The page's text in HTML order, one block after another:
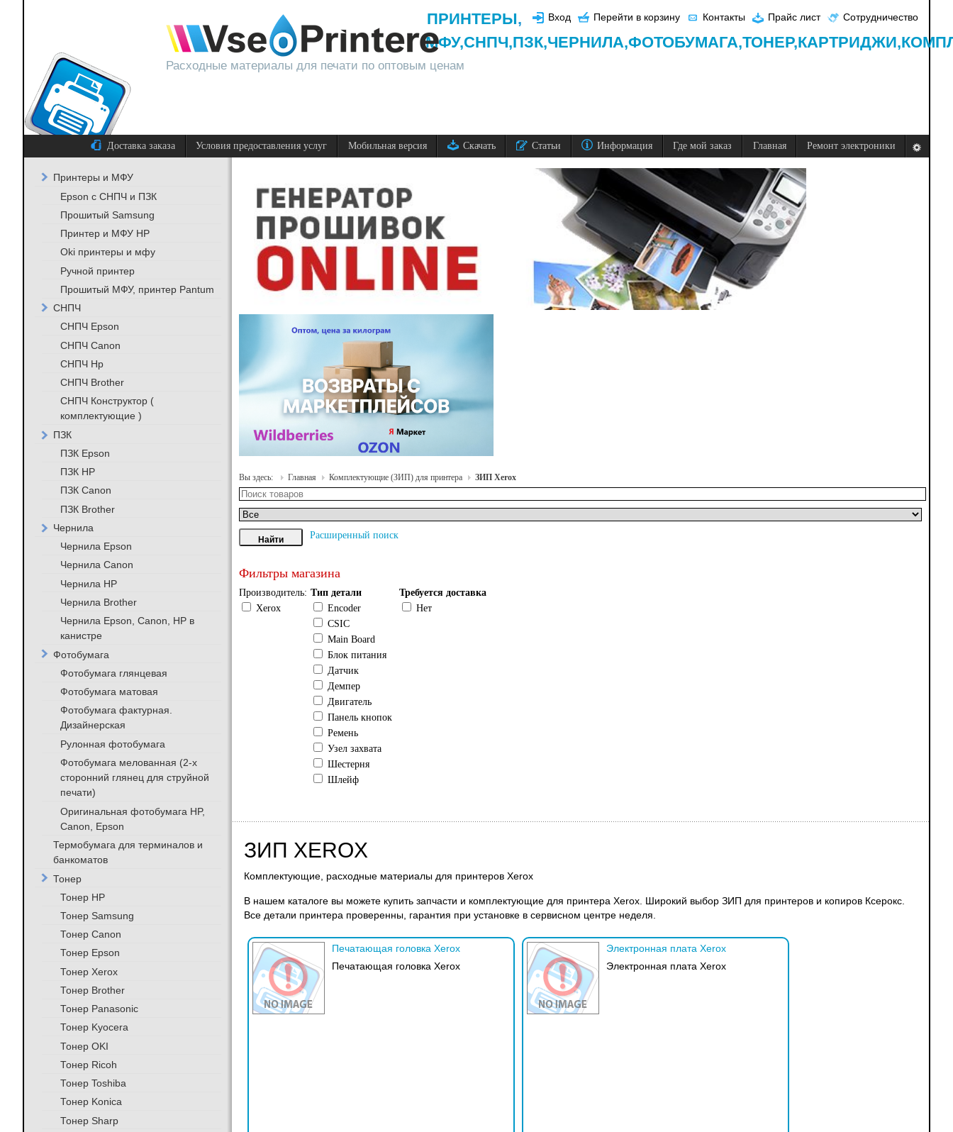
Расходные материалы для печати по оптовым ценам
Вход Перейти в корзину Контакты Прайс лист Сотрудничество
ПРИНТЕРЫ,
МФУ,СНПЧ,ПЗК,ЧЕРНИЛА,ФОТОБУМАГА,ТОНЕР,КАРТРИДЖИ,
Доставка заказа Условия предоставления услуг Мобильная версия Скачать Статьи Информация Где мой заказ Главная Ремонт электроники
Вы здесь: Главная Комплектующие (ЗИП) для принтера ЗИП Xerox
Расширенный поиск
Фильтры магазина
Производитель:
Xerox
Тип детали
Encoder
CSIC
Main Board
Блок питания
Датчик
Демпер
Двигатель
Панель кнопок
Ремень
Узел захвата
Шестерня
Шлейф
Требуется доставка
Нет
ЗИП XEROX
Комплектующие, расходные материалы для принтеров Xerox
В нашем каталоге вы можете купить запчасти и комплектующие для принтера Xerox. Широкий выбор ЗИП для принтеров и копиров Ксерокс.
Все детали принтера проверенны, гарантия при установке в сервисном центре неделя.
Печатающая головка Xerox
Печатающая головка Xerox
Электронная плата Xerox
Электронная плата Xerox
Принтеры и МФУ
Epson с СНПЧ и ПЗК
Прошитый Samsung
Принтер и МФУ HP
Oki принтеры и мфу
Ручной принтер
Прошитый МФУ, принтер Pantum
СНПЧ
СНПЧ Epson
СНПЧ Canon
СНПЧ Hp
СНПЧ Brother
СНПЧ Конструктор (
комплектующие )
ПЗК
ПЗК Epson
ПЗК HP
ПЗК Canon
ПЗК Brother
Чернила
Чернила Epson
Чернила Canon
Чернила HP
Чернила Brother
Чернила Epson, Canon, HP в
канистре
Фотобумага
Фотобумага глянцевая
Фотобумага матовая
Фотобумага фактурная.
Дизайнерская
Рулонная фотобумага
Фотобумага мелованная (2-х
сторонний глянец для струйной
печати)
Оригинальная фотобумага HP,
Canon, Epson
Термобумага для терминалов и
банкоматов
Тонер
Тонер HP
Тонер Samsung
Тонер Canon
Тонер Epson
Тонер Xerox
Тонер Brother
Тонер Panasonic
Тонер Kyocera
Тонер OKI
Тонер Ricoh
Тонер Toshiba
Тонер Konica
Тонер Sharp